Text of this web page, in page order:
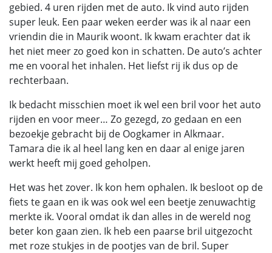
gebied. 4 uren rijden met de auto. Ik vind auto rijden
super leuk. Een paar weken eerder was ik al naar een
vriendin die in Maurik woont. Ik kwam erachter dat ik
het niet meer zo goed kon in schatten. De auto’s achter
me en vooral het inhalen. Het liefst rij ik dus op de
rechterbaan.
Ik bedacht misschien moet ik wel een bril voor het auto
rijden en voor meer… Zo gezegd, zo gedaan en een
bezoekje gebracht bij de Oogkamer in Alkmaar.
Tamara die ik al heel lang ken en daar al enige jaren
werkt heeft mij goed geholpen.
Het was het zover. Ik kon hem ophalen. Ik besloot op de
fiets te gaan en ik was ook wel een beetje zenuwachtig
merkte ik. Vooral omdat ik dan alles in de wereld nog
beter kon gaan zien. Ik heb een paarse bril uitgezocht
met roze stukjes in de pootjes van de bril. Super